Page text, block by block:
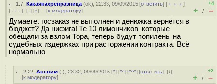
1.7 ,Какаянахренразница (ok), 22:33, 09/09/2015 [ответить] [ ﹢﹢﹢]
[ · · · ] [↓] [↑] [к модератору]
+4
+ / –
Думаете, госзаказ не выполнен и денюжка вернётся в
бюджет? Да нифига! Те 10 лимончиков, которые
обещали за взлом Тора, теперь будут попилены на
судебных издержках при расторжении контракта. Всё
нормально.
2.22 ,Аноним (-), 23:32, 09/09/2015 [^] [^^] [^^^] [ответить][↓]
[к модератору]
+2
+ / –